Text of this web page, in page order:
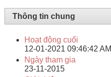
Thông tin chung
Hoạt động cuối
12-01-2021 09:46:42 AM
Ngày tham gia
23-11-2015